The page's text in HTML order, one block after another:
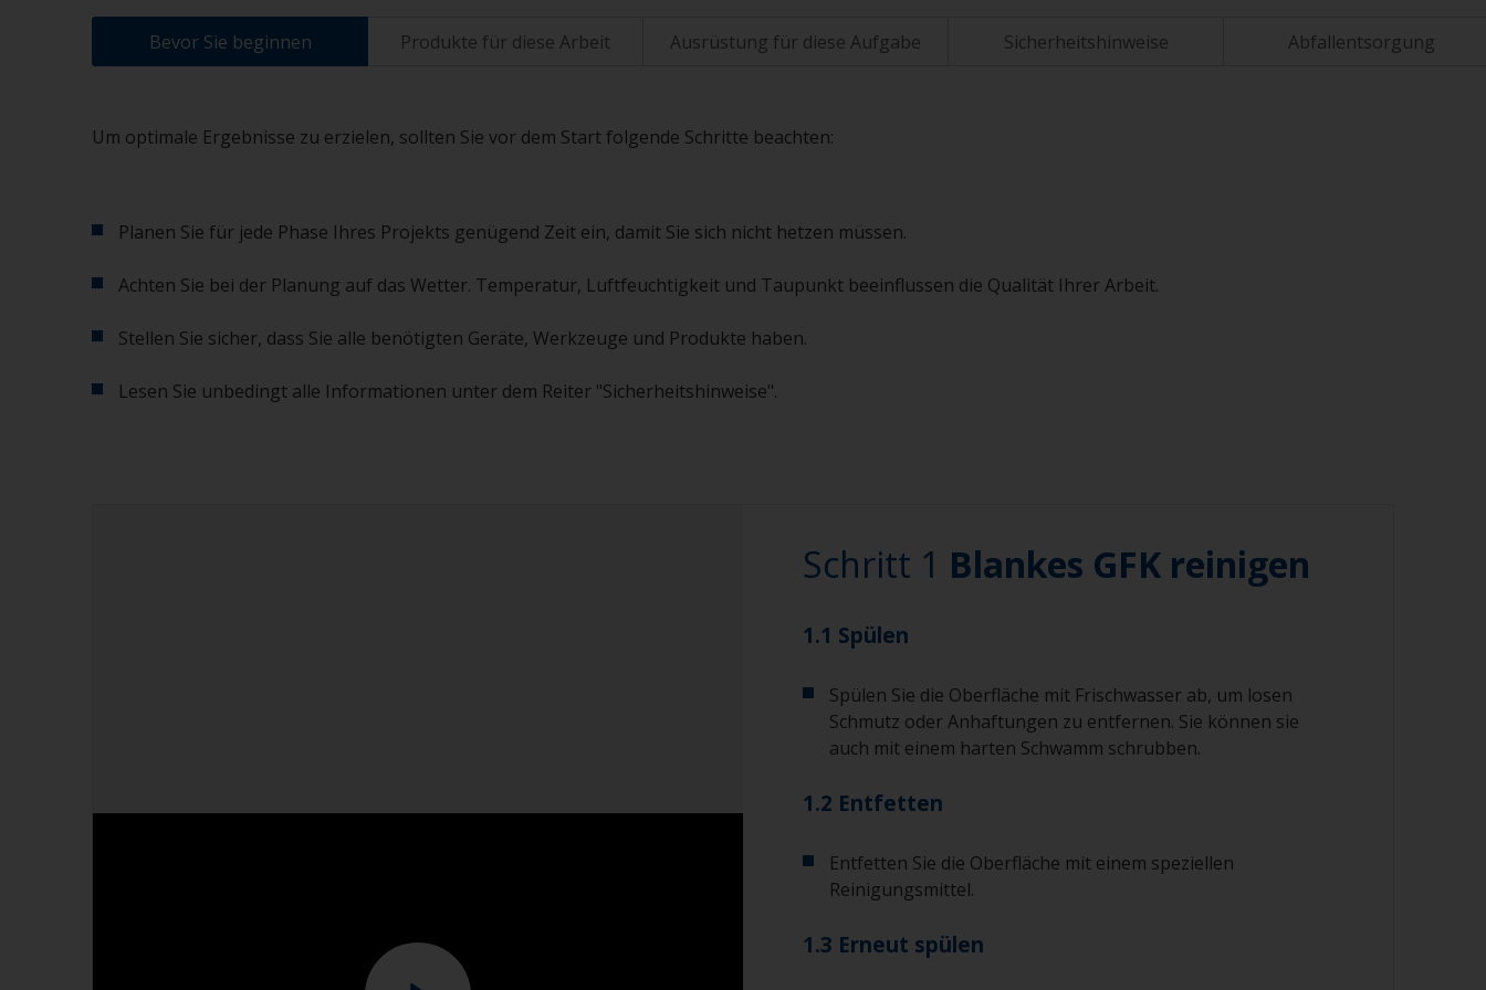
Bevor Sie beginnen Produkte für diese Arbeit Ausrüstung für diese Aufgabe Sicherheitshinweise Abfallentsorgung
Um optimale Ergebnisse zu erzielen, sollten Sie vor dem Start folgende Schritte beachten:
Planen Sie für jede Phase Ihres Projekts genügend Zeit ein, damit Sie sich nicht hetzen müssen.
Achten Sie bei der Planung auf das Wetter. Temperatur, Luftfeuchtigkeit und Taupunkt beeinflussen die Qualität Ihrer Arbeit.
Stellen Sie sicher, dass Sie alle benötigten Geräte, Werkzeuge und Produkte haben.
Lesen Sie unbedingt alle Informationen unter dem Reiter "Sicherheitshinweise".
Schritt 1 Blankes GFK reinigen
1.1 Spülen
Spülen Sie die Oberfläche mit Frischwasser ab, um losen
Schmutz oder Anhaftungen zu entfernen. Sie können sie
auch mit einem harten Schwamm schrubben.
1.2 Entfetten
Entfetten Sie die Oberfläche mit einem speziellen
Reinigungsmittel.
1.3 Erneut spülen